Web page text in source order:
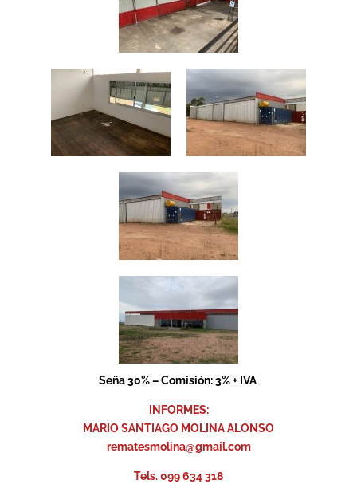
Seña 30% – Comisión: 3% + IVA
INFORMES:
MARIO SANTIAGO MOLINA ALONSO
rematesmolina@gmail.com
Tels. 099 634 318